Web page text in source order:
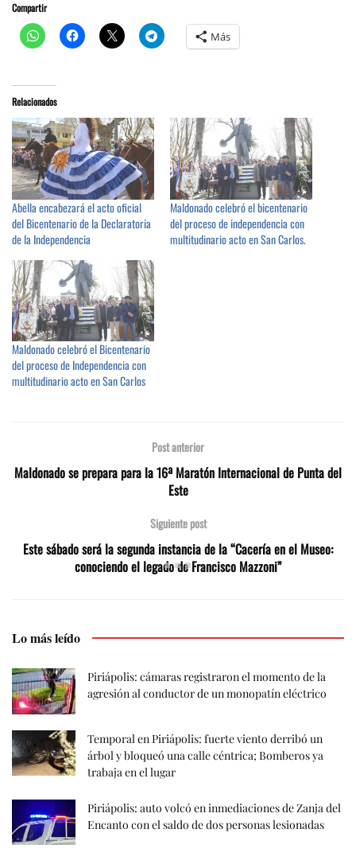
Compartir
Más
Relacionados
Abella encabezará el acto oficial
del Bicentenario de la Declaratoria
de la Independencia
Maldonado celebró el bicentenario
del proceso de independencia con
multitudinario acto en San Carlos.
Maldonado celebró el Bicentenario
del proceso de Independencia con
multitudinario acto en San Carlos
Post anterior
Maldonado se prepara para la 16ª Maratón Internacional de Punta del
Este
Siguiente post
Este sábado será la segunda instancia de la “Cacería en el Museo:
conociendo el legado de Francisco Mazzoni”
Lo más leído
Piriápolis: cámaras registraron el momento de la
agresión al conductor de un monopatín eléctrico
Temporal en Piriápolis: fuerte viento derribó un
árbol y bloqueó una calle céntrica; Bomberos ya
trabaja en el lugar
Piriápolis: auto volcó en inmediaciones de Zanja del
Encanto con el saldo de dos personas lesionadas